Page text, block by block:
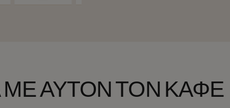
ΜΕ ΑΥΤΌΝ ΤΟΝ ΚΑΦΈ